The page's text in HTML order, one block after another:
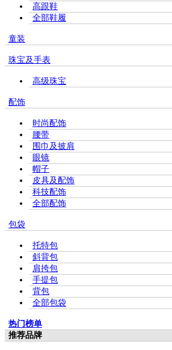
高跟鞋
全部鞋履
童装
珠宝及手表
高级珠宝
配饰
时尚配饰
腰带
围巾及披肩
眼镜
帽子
皮具及配饰
科技配饰
全部配饰
包袋
托特包
斜背包
肩挎包
手提包
背包
全部包袋
热门榜单
推荐品牌